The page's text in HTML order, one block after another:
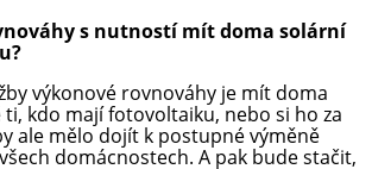
s nutností mít doma solární
výkonové rovnováhy je mít doma
kdo mají fotovoltaiku, nebo si ho za
ale mělo dojít k postupné výměně
domácnostech. A pak bude stačit,